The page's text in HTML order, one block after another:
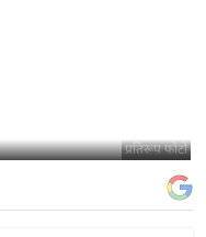
प्रतिरूप फोटो